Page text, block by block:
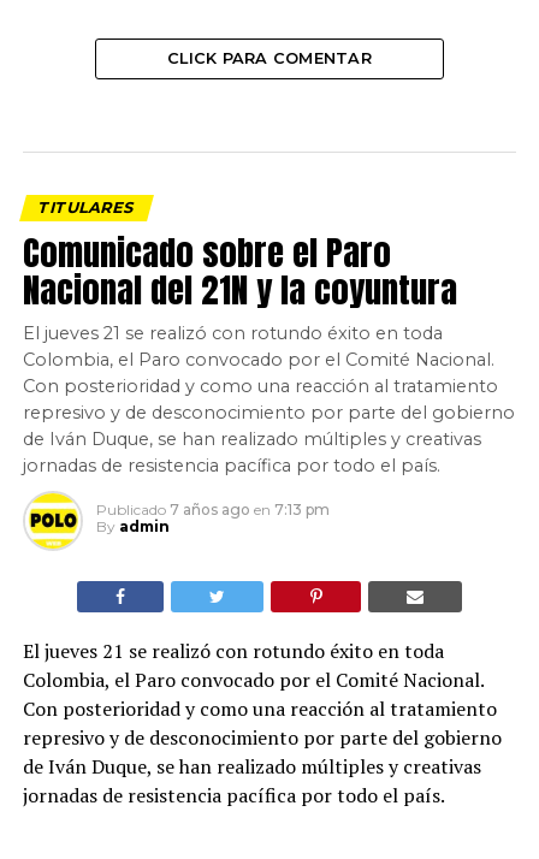
CLICK PARA COMENTAR
TITULARES
Comunicado sobre el Paro
Nacional del 21N y la coyuntura
El jueves 21 se realizó con rotundo éxito en toda
Colombia, el Paro convocado por el Comité Nacional.
Con posterioridad y como una reacción al tratamiento
represivo y de desconocimiento por parte del gobierno
de Iván Duque, se han realizado múltiples y creativas
jornadas de resistencia pacífica por todo el país.
Publicado 7 años ago en 7:13 pm
By admin
El jueves 21 se realizó con rotundo éxito en toda
Colombia, el Paro convocado por el Comité Nacional.
Con posterioridad y como una reacción al tratamiento
represivo y de desconocimiento por parte del gobierno
de Iván Duque, se han realizado múltiples y creativas
jornadas de resistencia pacífica por todo el país.